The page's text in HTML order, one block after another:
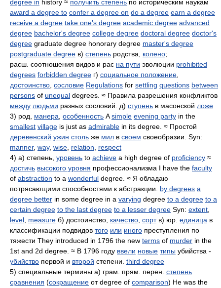
degree in history ≈ получить степень по историческим наукам
award a degree to confer a degree on do a degree earn a degree
receive a degree take one's degree academic degree advanced
degree bachelor's degree college degree doctoral degree doctor's
degree graduate degree honorary degree master's degree
postgraduate degree в) степень родства, колено;
расш. соотношения видов и рас на пути эволюции prohibited
degrees forbidden degree г) социальное положение
достоинство сословие Regulations for settling questions between
persons of unequal degrees. ≈ Правила разрешения конфликтов
между людьми разных сословий. д) ступень в масонской ложе
3) род, манера особенность Asimple evening party in the
smallest village is just as admirable in its degree. ≈ Простой
деревенский ужин столь же мил в своем своеобразии. Syn:
manner, way, wise relation
respect
4) а) степень, уровень to achieve a high degree of proficiency ≈
достичь высокого уровня профессионализма I have the faculty
of abstraction to a wonderful degree. ≈ Я обладаю
потрясающими способностями к абстракции. by degrees a
degree better in some degree in a varying degree to a degree to a
certain degree to the last degree to a lesser degree Syn: extent
level measure б) достоинство, качество сортв) юр. единица в
классификации подвидов того или иного преступления по
тяжести They introduced in 1796 the new terms of murder in the
1st and 2d degree. ≈ В 1796 году ввели новые типы убийства -
убийство первой и второй степени. third degree
5) специальные термины а) грам. прям. перен. степень
сравнения (сокращение от degree of comparison) He was the